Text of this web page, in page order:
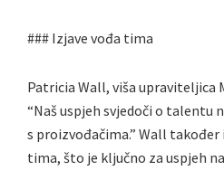
### Izjave vođa tima
Patricia Wall, viša upraviteljica
“Naš uspjeh svjedoči o talentu
s proizvođačima.” Wall
tima, što je ključno za uspjeh